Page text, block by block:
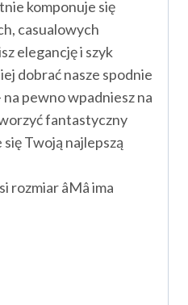
komponuje się
casualowych
elegancję i szyk
dobrać nasze spodnie
pewno wpadniesz na
fantastyczny
Twoją najlepszą
âMâ ima